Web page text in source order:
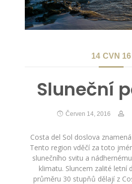
14 CVN 16
Sluneční
Červen 14, 2016
Costa del Sol doslova
Tento region vděčí za toto
slunečního svitu a
klimatu. Sluncem zalité letní
průměru 30 stupňů dělají z